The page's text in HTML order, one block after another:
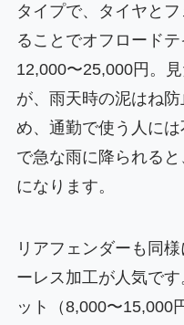
タイプで、タイヤと
ることでオフロード
12,000〜25,000円。
が、雨天時の泥はね
め、通勤で使う人に
で急な雨に降られる
になります。
リアフェンダーも同
ーレス加工が人気で
ット（8,000〜15,000